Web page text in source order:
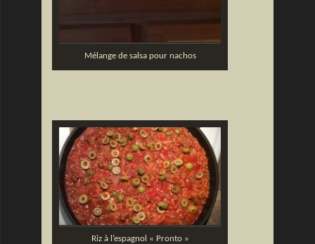
Mélange de salsa pour nachos
Riz à l’espagnol « Pronto »